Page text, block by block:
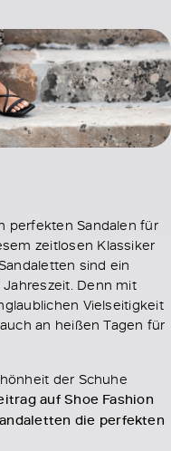
perfekten Sandalen für
zeitlosen Klassiker
sind ein
Denn mit
Vielseitigkeit
an heißen Tagen für
der Schuhe
auf Shoe Fashion
die perfekten